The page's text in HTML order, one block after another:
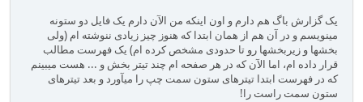
یک گزارش باگ هم دارم و اون اینکه من الآن دارم یک فایل دو ستونه
مینویسم و در آن هم از همان ابتدا که هنوز چیز زیادی ننوشته ام (ولی
بخشها و زیربخشها رو تا حدودی مشخص کرده ام) یک فهرست مطالب
قرار داده ام، اما الآن که در هر صفحه ام چند تیتر بخش و ... هست میبینم
که در فهرست ابتدا تیترهای ستون سمت چپ را میآورد و بعد تیترهای
ستون سمت راست را!